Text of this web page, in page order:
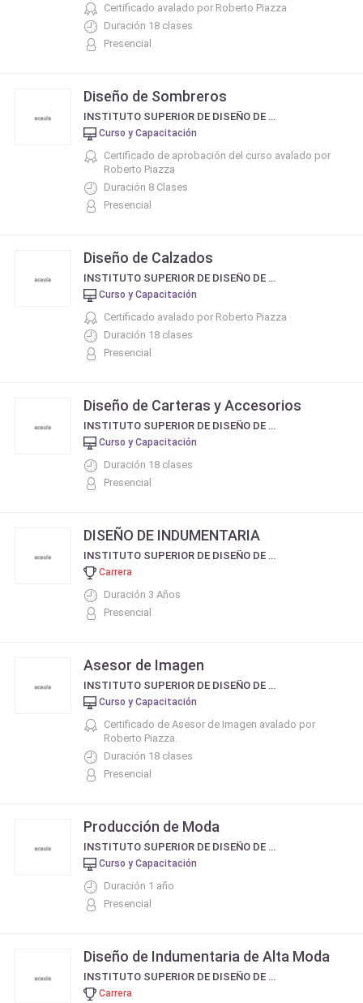
Certificado avalado por Roberto Piazza
Duración 18 clases
Presencial
Diseño de Sombreros
INSTITUTO SUPERIOR DE DISEÑO DE MODA Y BELLEZA INTEGRAL DE ROBERTO PIAZZA
Curso y Capacitación
Certificado de aprobación del curso avalado por
Roberto Piazza
Duración 8 Clases
Presencial
Diseño de Calzados
INSTITUTO SUPERIOR DE DISEÑO DE MODA Y BELLEZA INTEGRAL DE ROBERTO PIAZZA
Curso y Capacitación
Certificado avalado por Roberto Piazza
Duración 18 clases
Presencial
Diseño de Carteras y Accesorios
INSTITUTO SUPERIOR DE DISEÑO DE MODA Y BELLEZA INTEGRAL DE ROBERTO PIAZZA
Curso y Capacitación
Duración 18 clases
Presencial
DISEÑO DE INDUMENTARIA
INSTITUTO SUPERIOR DE DISEÑO DE MODA Y BELLEZA INTEGRAL DE ROBERTO PIAZZA
Carrera
Duración 3 Años
Presencial
Asesor de Imagen
INSTITUTO SUPERIOR DE DISEÑO DE MODA Y BELLEZA INTEGRAL DE ROBERTO PIAZZA
Curso y Capacitación
Certificado de Asesor de Imagen avalado por
Roberto Piazza.
Duración 18 clases
Presencial
Producción de Moda
INSTITUTO SUPERIOR DE DISEÑO DE MODA Y BELLEZA INTEGRAL DE ROBERTO PIAZZA
Curso y Capacitación
Duración 1 año
Presencial
Diseño de Indumentaria de Alta Moda
INSTITUTO SUPERIOR DE DISEÑO DE MODA Y BELLEZA INTEGRAL DE ROBERTO PIAZZA
Carrera